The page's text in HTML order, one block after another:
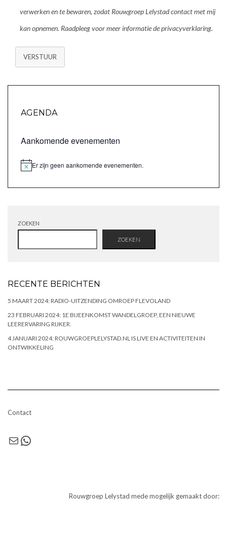
verwerken en te bewaren, zodat Rouwgroep Lelystad contact met mij
kan opnemen. Raadpleeg voor meer informatie de privacyverklaring.
VERSTUUR
AGENDA
Aankomende evenementen
BerichtEr zijn geen aankomende evenementen.
ZOEKEN
ZOEKEN
RECENTE BERICHTEN
5 MAART 2024: RADIO-UITZENDING OMROEP FLEVOLAND
23 FEBRUARI 2024: 1E BIJEENKOMST WANDELGROEP, EEN NIEUWE
LEERERVARING RIJKER.
4 JANUARI 2024: ROUWGROEPLELYSTAD.NL IS LIVE EN ACTIVITEITEN IN
ONTWIKKELING
Contact
E-mailWhatsApp
Rouwgroep Lelystad mede mogelijk gemaakt door: